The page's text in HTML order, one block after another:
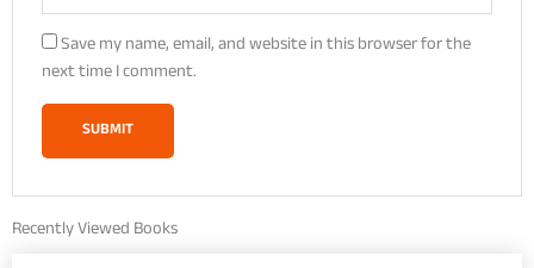
Save my name, email, and website in this browser for the
next time I comment.
Recently Viewed Books